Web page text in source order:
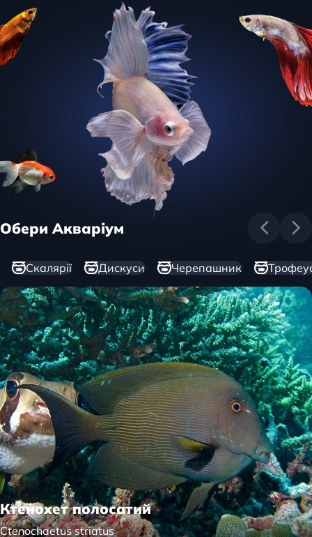
Обери Акваріум
Скалярії Дискуси Черепашник
Ктенохет полосатий
Сtenochaetus striatus